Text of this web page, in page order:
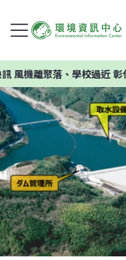
離聚落、學校過近 彰化福